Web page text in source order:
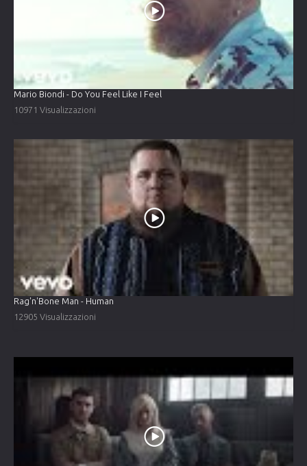
Mario Biondi - Do You Feel Like I Feel
10971 Visualizzazioni
Rag'n'Bone Man - Human
12905 Visualizzazioni